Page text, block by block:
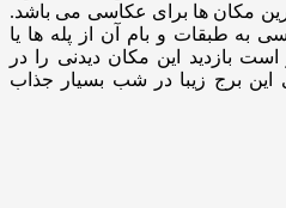
مکان ها برای عکاسی می باشد.
به طبقات و بام آن از پله ها یا
بازدید این مکان دیدنی را در
این برج زیبا در شب بسیار جذاب